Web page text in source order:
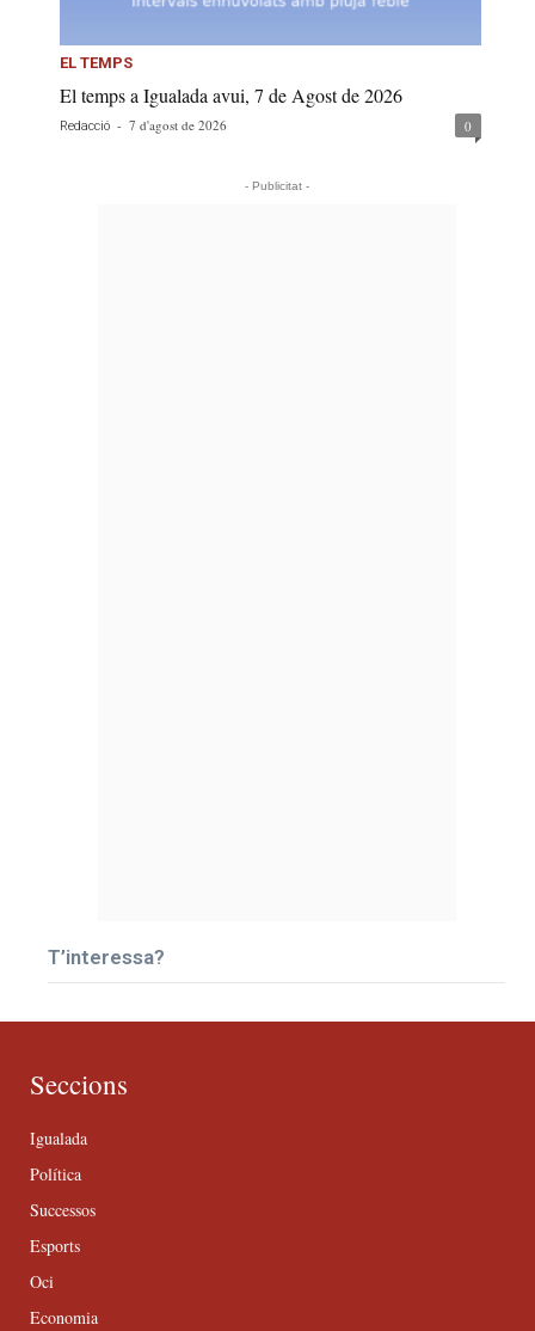
EL TEMPS
El temps a Igualada avui, 7 de Agost de 2026
Redacció - 7 d'agost de 2026 0
- Publicitat -
T’interessa?
Seccions
Igualada
Política
Successos
Esports
Oci
Economia